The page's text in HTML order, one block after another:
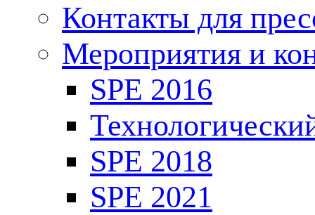
Контакты для
Мероприятия и
SPE 2016
SPE 2018
SPE 2021